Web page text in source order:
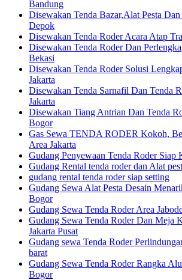
Bandung
Disewakan Tenda Bazar,Alat Pesta
Depok
Disewakan Tenda Roder Acara Atap
Disewakan Tenda Roder Dan
Bekasi
Disewakan Tenda Roder Solusi
Jakarta
Disewakan Tenda Sarnafil Dan Tenda
Jakarta
Disewakan Tiang Antrian Dan Tenda
Bogor
Gas Sewa TENDA RODER Kokoh,
Area Jakarta
Gudang Penyewaan Tenda Roder
Gudang Rental tenda roder dan Alat
gudang rental tenda roder siap setting
Gudang Sewa Alat Pesta Desain
Bogor
Gudang Sewa Tenda Roder Area
Gudang Sewa Tenda Roder Dan Meja
Jakarta Pusat
Gudang sewa Tenda Roder
barat
Gudang Sewa Tenda Roder Rangka
Bogor